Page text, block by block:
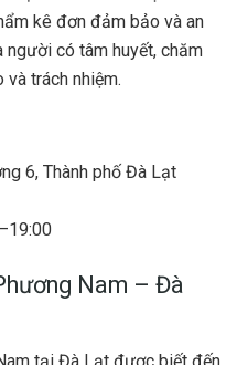
kê đơn đảm bảo và an
có tâm huyết, chăm
và trách nhiệm.
6, Thành phố Đà Lạt
Nam – Đà